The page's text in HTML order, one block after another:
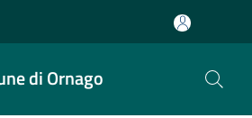
di Ornago